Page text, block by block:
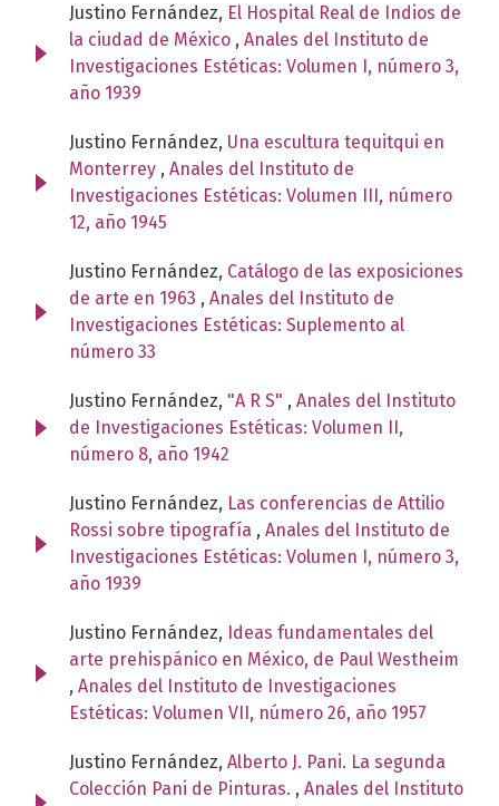
Justino Fernández, El Hospital Real de Indios de
la ciudad de México , Anales del Instituto de
Investigaciones Estéticas: Volumen I, número 3,
año 1939
Justino Fernández, Una escultura tequitqui en
Monterrey , Anales del Instituto de
Investigaciones Estéticas: Volumen III, número
12, año 1945
Justino Fernández, Catálogo de las exposiciones
de arte en 1963 , Anales del Instituto de
Investigaciones Estéticas: Suplemento al
número 33
Justino Fernández, "A R S" , Anales del Instituto
de Investigaciones Estéticas: Volumen II,
número 8, año 1942
Justino Fernández, Las conferencias de Attilio
Rossi sobre tipografía , Anales del Instituto de
Investigaciones Estéticas: Volumen I, número 3,
año 1939
Justino Fernández, Ideas fundamentales del
arte prehispánico en México, de Paul Westheim
, Anales del Instituto de Investigaciones
Estéticas: Volumen VII, número 26, año 1957
Justino Fernández, Alberto J. Pani. La segunda
Colección Pani de Pinturas. , Anales del Instituto